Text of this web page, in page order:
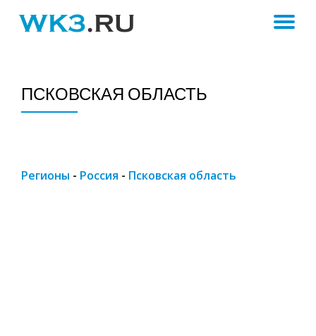
ПСКОВСКАЯ ОБЛАСТЬ
Регионы - Россия - Псковская область